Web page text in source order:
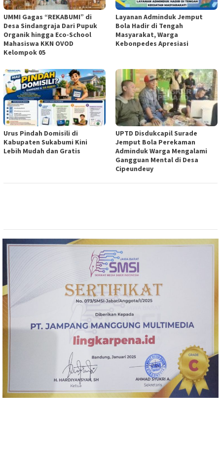
UMMI Gagas “REKABUMI” di
Desa Sindangraja Dari Pupuk
Organik hingga Eco-School
Mahasiswa KKN OVOD
Kelompok 05
Layanan Adminduk Jemput
Bola Hadir di Tengah
Masyarakat, Warga
Kebonpedes Apresiasi
Urus Pindah Domisili di
Kabupaten Sukabumi Kini
Lebih Mudah dan Gratis
UPTD Disdukcapil Surade
Jemput Bola Perekaman
Adminduk Warga Mengalami
Gangguan Mental di Desa
Cipeundeuy